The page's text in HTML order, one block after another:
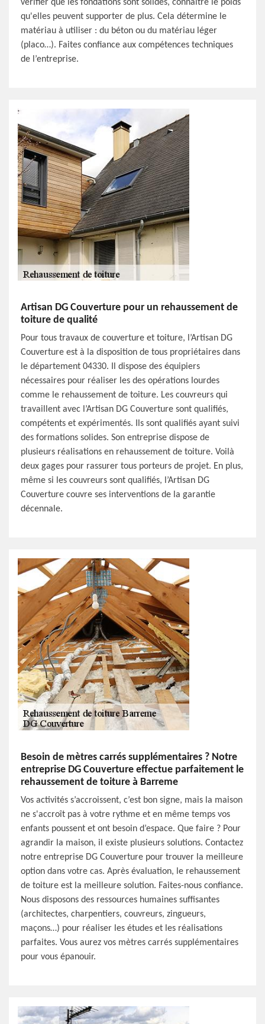
vérifier que les fondations sont solides, connaître le poids
qu'elles peuvent supporter de plus. Cela détermine le
matériau à utiliser : du béton ou du matériau léger
(placo…). Faites confiance aux compétences techniques
de l’entreprise.
Artisan DG Couverture pour un rehaussement de
toiture de qualité
Pour tous travaux de couverture et toiture, l’Artisan DG
Couverture est à la disposition de tous propriétaires dans
le département 04330. Il dispose des équipiers
nécessaires pour réaliser les des opérations lourdes
comme le rehaussement de toiture. Les couvreurs qui
travaillent avec l’Artisan DG Couverture sont qualifiés,
compétents et expérimentés. Ils sont qualifiés ayant suivi
des formations solides. Son entreprise dispose de
plusieurs réalisations en rehaussement de toiture. Voilà
deux gages pour rassurer tous porteurs de projet. En plus,
même si les couvreurs sont qualifiés, l’Artisan DG
Couverture couvre ses interventions de la garantie
décennale.
Besoin de mètres carrés supplémentaires ? Notre
entreprise DG Couverture effectue parfaitement le
rehaussement de toiture à Barreme
Vos activités s’accroissent, c’est bon signe, mais la maison
ne s'accroît pas à votre rythme et en même temps vos
enfants poussent et ont besoin d’espace. Que faire ? Pour
agrandir la maison, il existe plusieurs solutions. Contactez
notre entreprise DG Couverture pour trouver la meilleure
option dans votre cas. Après évaluation, le rehaussement
de toiture est la meilleure solution. Faites-nous confiance.
Nous disposons des ressources humaines suffisantes
(architectes, charpentiers, couvreurs, zingueurs,
maçons…) pour réaliser les études et les réalisations
parfaites. Vous aurez vos mètres carrés supplémentaires
pour vous épanouir.